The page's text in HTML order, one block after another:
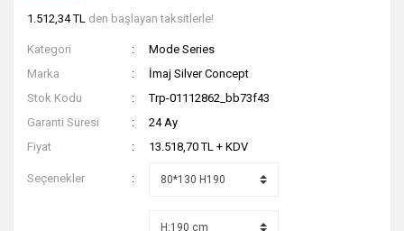
1.512,34 TL den başlayan taksitlerle!
Kategori
Mode Series
Marka
İmaj Silver Concept
Stok Kodu
Trp-01112862_bb73f43
Garanti Süresi
24 Ay
Fiyat
13.518,70 TL + KDV
Seçenekler